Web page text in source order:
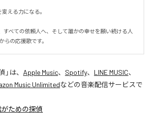
える力になる。
すべての依頼人へ、そして誰かの幸せを願い続ける人
らの応援歌です。
」は、 Apple Music、 Spotify、 LINE MUSIC、
Music Unlimitedなどの音楽配信サービスで
がための探偵